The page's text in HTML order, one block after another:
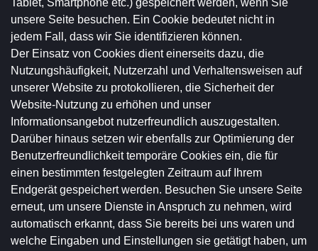
Tablet, Smartphone etc.) gespeichert werden, wenn Sie
unsere Seite besuchen. Ein Cookie bedeutet nicht in
jedem Fall, dass wir Sie identifizieren können.
Der Einsatz von Cookies dient einerseits dazu, die
Nutzungshäufigkeit, Nutzerzahl und Verhaltensweisen auf
unserer Website zu protokollieren, die Sicherheit der
Website-Nutzung zu erhöhen und unser
Informationsangebot nutzerfreundlich auszugestalten.
Darüber hinaus setzen wir ebenfalls zur Optimierung der
Benutzerfreundlichkeit temporäre Cookies ein, die für
einen bestimmten festgelegten Zeitraum auf Ihrem
Endgerät gespeichert werden. Besuchen Sie unsere Seite
erneut, um unsere Dienste in Anspruch zu nehmen, wird
automatisch erkannt, dass Sie bereits bei uns waren und
welche Eingaben und Einstellungen sie getätigt haben, um